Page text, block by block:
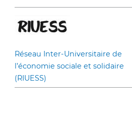
Réseau Inter-Universitaire de
l’économie sociale et solidaire
(RIUESS)